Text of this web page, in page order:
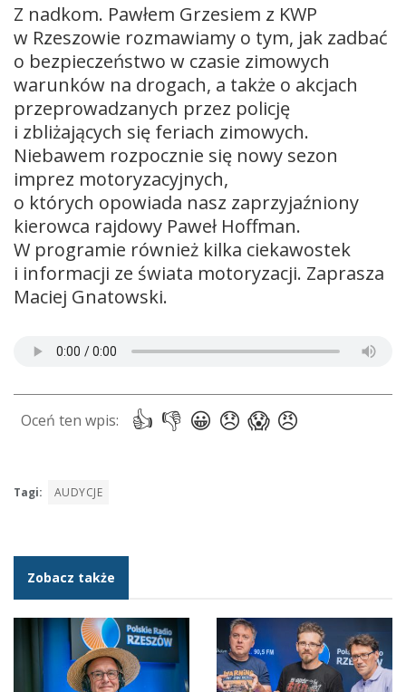
Z nadkom. Pawłem Grzesiem z KWP
w Rzeszowie rozmawiamy o tym, jak zadbać
o bezpieczeństwo w czasie zimowych
warunków na drogach, a także o akcjach
przeprowadzanych przez policję
i zbliżających się feriach zimowych.
Niebawem rozpocznie się nowy sezon
imprez motoryzacyjnych,
o których opowiada nasz zaprzyjaźniony
kierowca rajdowy Paweł Hoffman.
W programie również kilka ciekawostek
i informacji ze świata motoryzacji. Zaprasza
Maciej Gnatowski.
Tagi: AUDYCJE
Zobacz także